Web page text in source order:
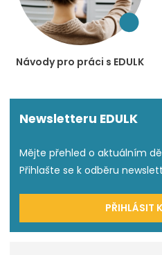
Návody pro práci s EDULK
Newsletteru EDULK
Mějte přehled o aktuálním
Přihlašte se k odběru
PŘIHLÁSIT